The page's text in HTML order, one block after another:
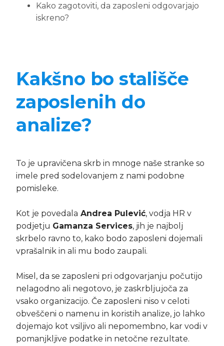
Kako zagotoviti, da zaposleni odgovarjajo
iskreno?
Kakšno bo stališče
zaposlenih do
analize?
To je upravičena skrb in mnoge naše stranke so
imele pred sodelovanjem z nami podobne
pomisleke.
Kot je povedala Andrea Pulević, vodja HR v
podjetju Gamanza Services, jih je najbolj
skrbelo ravno to, kako bodo zaposleni dojemali
vprašalnik in ali mu bodo zaupali.
Misel, da se zaposleni pri odgovarjanju počutijo
nelagodno ali negotovo, je zaskrbljujoča za
vsako organizacijo. Če zaposleni niso v celoti
obveščeni o namenu in koristih analize, jo lahko
dojemajo kot vsiljivo ali nepomembno, kar vodi v
pomanjkljive podatke in netočne rezultate.